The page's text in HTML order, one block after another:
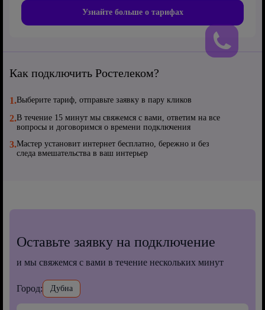
Узнайте больше о тарифах
Как подключить Ростелеком?
1.Выберите тариф, отправьте заявку в пару кликов
2.В течение 15 минут мы свяжемся с вами, ответим на все
вопросы и договоримся о времени подключения
3.Мастер установит интернет бесплатно, бережно и без
следа вмешательства в ваш интерьер
Оставьте заявку на подключение
и мы свяжемся с вами в течение нескольких минут
Город: Дубна